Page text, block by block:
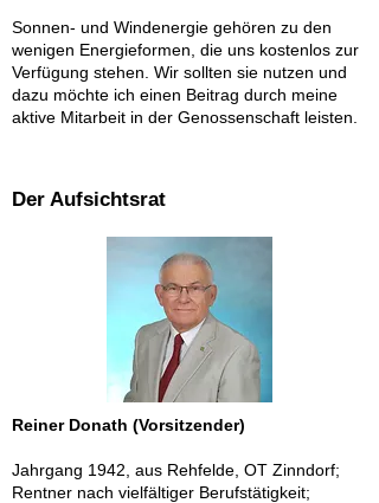
Sonnen- und Windenergie gehören zu den
wenigen Energieformen, die uns kostenlos zur
Verfügung stehen. Wir sollten sie nutzen und
dazu möchte ich einen Beitrag durch meine
aktive Mitarbeit in der Genossenschaft leisten.
Der Aufsichtsrat
Reiner Donath (Vorsitzender)
Jahrgang 1942, aus Rehfelde, OT Zinndorf;
Rentner nach vielfältiger Berufstätigkeit;